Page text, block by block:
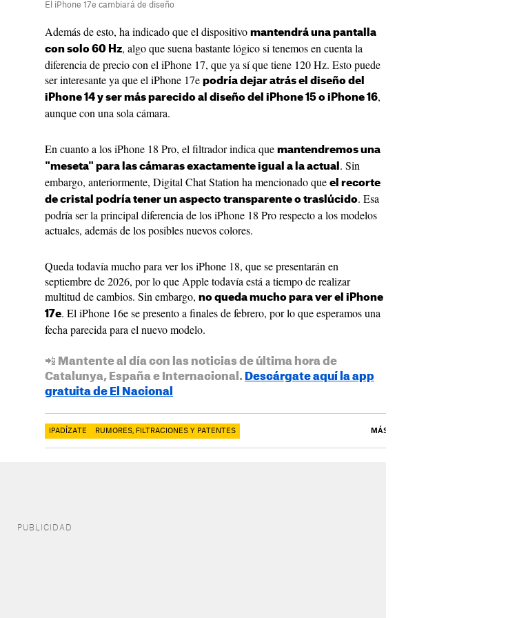
El iPhone 17e cambiará de diseño
Además de esto, ha indicado que el dispositivo mantendrá una pantalla
con solo 60 Hz, algo que suena bastante lógico si tenemos en cuenta la
diferencia de precio con el iPhone 17, que ya sí que tiene 120 Hz. Esto puede
ser interesante ya que el iPhone 17e podría dejar atrás el diseño del
iPhone 14 y ser más parecido al diseño del iPhone 15 o iPhone 16,
aunque con una sola cámara.
En cuanto a los iPhone 18 Pro, el filtrador indica que mantendremos una
"meseta" para las cámaras exactamente igual a la actual . Sin
embargo, anteriormente, Digital Chat Station ha mencionado que el recorte
de cristal podría tener un aspecto transparente o traslúcido. Esa
podría ser la principal diferencia de los iPhone 18 Pro respecto a los modelos
actuales, además de los posibles nuevos colores.
Queda todavía mucho para ver los iPhone 18, que se presentarán en
septiembre de 2026, por lo que Apple todavía está a tiempo de realizar
multitud de cambios. Sin embargo, no queda mucho para ver el iPhone
17e. El iPhone 16e se presento a finales de febrero, por lo que esperamos una
fecha parecida para el nuevo modelo.
📲 Mantente al día con las noticias de última hora de
Catalunya, España e Internacional. Descárgate aquí la app
gratuita de El Nacional
IPADÍZATE RUMORES, FILTRACIONES Y PATENTES MÁS